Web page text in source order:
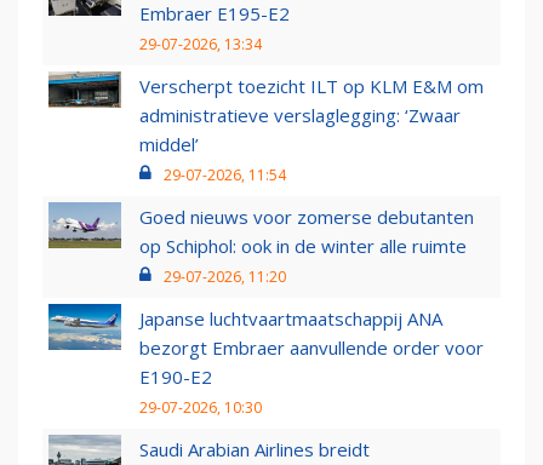
Embraer E195-E2
29-07-2026, 13:34
Verscherpt toezicht ILT op KLM E&M om
administratieve verslaglegging: ‘Zwaar
middel’
29-07-2026, 11:54
Goed nieuws voor zomerse debutanten
op Schiphol: ook in de winter alle ruimte
29-07-2026, 11:20
Japanse luchtvaartmaatschappij ANA
bezorgt Embraer aanvullende order voor
E190-E2
29-07-2026, 10:30
Saudi Arabian Airlines breidt